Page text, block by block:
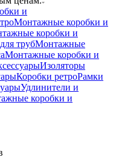
и
Монтажные коробки и
коробки и
трубМонтажные
Монтажные коробки и
ретроРамки
Удлинители и
коробки и